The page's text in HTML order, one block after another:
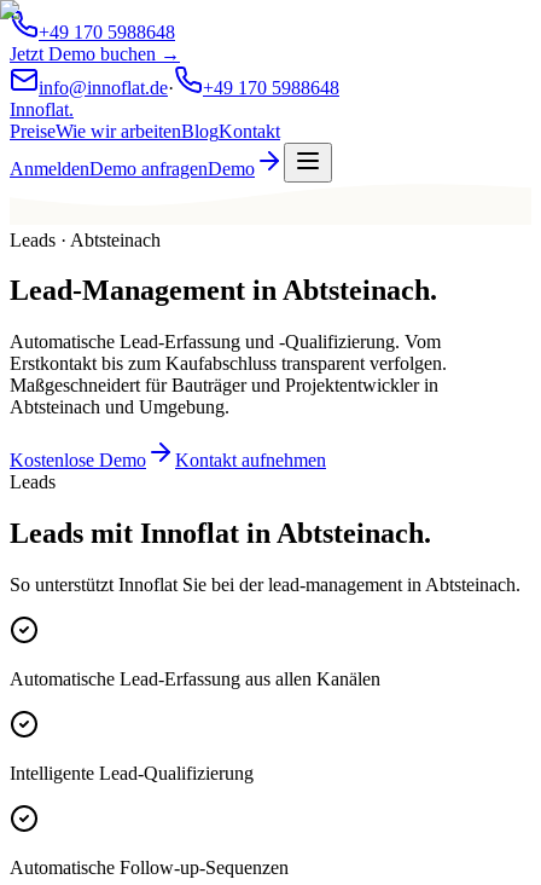
+49 170 5988648
Jetzt Demo buchen →
info@innoflat.de·
+49 170 5988648
Innoflat.
PreiseWie wir arbeitenBlogKontakt
AnmeldenDemo anfragenDemo
Leads · Abtsteinach
Lead-Management inAbtsteinach.
Automatische Lead-Erfassung und -Qualifizierung. Vom
Erstkontakt bis zum Kaufabschluss transparent verfolgen.
Maßgeschneidert für Bauträger und Projektentwickler in
Abtsteinach und Umgebung.
Kostenlose Demo
Kontakt aufnehmen
Leads
Leads mit Innoflat in Abtsteinach.
So unterstützt Innoflat Sie bei der lead-management in Abtsteinach.
Automatische Lead-Erfassung aus allen Kanälen
Intelligente Lead-Qualifizierung
Automatische Follow-up-Sequenzen